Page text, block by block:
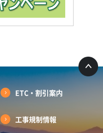
ETC・割引案内
工事規制情報